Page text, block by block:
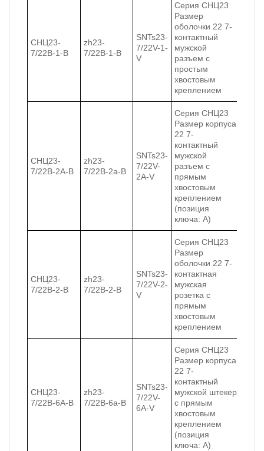
СНЦ23-
7/22В-1-В
zh23-
7/22В-1-В
SNTs23-
7/22V-1-
V
Серия СНЦ23
Размер
оболочки 22 7-
контактный
мужской
разъем с
простым
хвостовым
креплением
СНЦ23-
7/22В-2А-В
zh23-
7/22В-2a-В
SNTs23-
7/22V-
2A-V
Серия СНЦ23
Размер корпуса
22 7-
контактный
мужской
разъем с
прямым
хвостовым
креплением
(позиция
ключа: A)
СНЦ23-
7/22В-2-В
zh23-
7/22В-2-В
SNTs23-
7/22V-2-
V
Серия СНЦ23
Размер
оболочки 22 7-
контактная
мужская
розетка с
прямым
хвостовым
креплением
СНЦ23-
7/22В-6А-В
zh23-
7/22В-6a-В
SNTs23-
7/22V-
6A-V
Серия СНЦ23
Размер корпуса
22 7-
контактный
мужской штекер
с прямым
хвостовым
креплением
(позиция
ключа: A)